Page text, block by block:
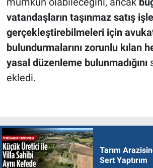
vatandaşların taşınmaz satış
gerçekleştirebilmeleri için
bulundurmalarını zorunlu kılan
yasal düzenleme bulunmadığını
ekledi.
Tarım
Sert Yaptırım